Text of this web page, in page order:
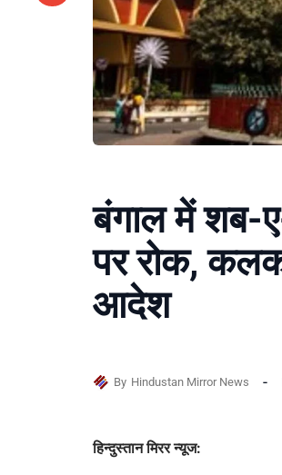
बंगाल में शब-
पर रोक,
आदेश
By Hindustan Mirror News
हिन्दुस्तान मिरर न्यूज: